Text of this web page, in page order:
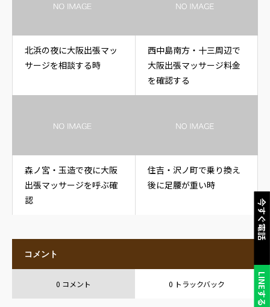
今すぐ電話
LINEする
北浜の夜に大阪出張マッ
サージを相談する時
西中島南方・十三周辺で
大阪出張マッサージ料金
を確認する
森ノ宮・玉造で夜に大阪
出張マッサージを呼ぶ確
認
住吉・沢ノ町で乗り換え
後に足腰が重い時
コメント
0 コメント 0 トラックバック